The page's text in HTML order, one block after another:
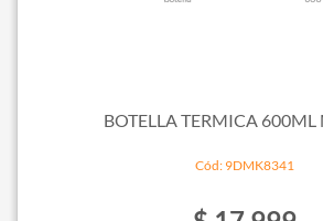
BOTELLA TERMICA 600ML
Cód: 9DMK8341